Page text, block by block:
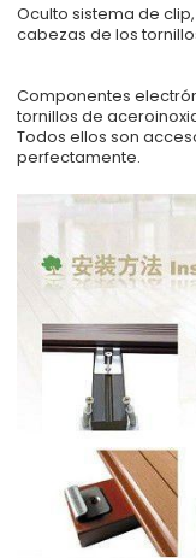
Oculto sistema de
cabezas de los
Componentes
tornillos de
Todos ellos son
perfectamente.